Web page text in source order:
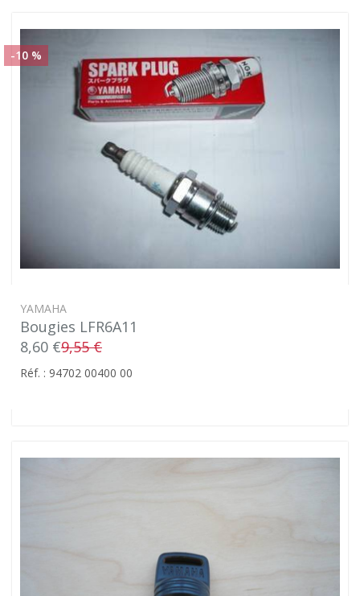
-10 %
YAMAHA
Bougies LFR6A11
8,60 €9,55 €
Réf. : 94702 00400 00